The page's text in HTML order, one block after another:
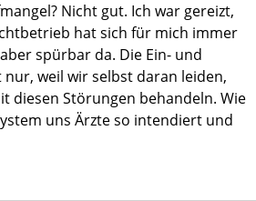
Nicht gut. Ich war gereizt,
hat sich für mich immer
spürbar da. Die Ein- und
weil wir selbst daran leiden,
diesen Störungen behandeln. Wie
uns Ärzte so intendiert und